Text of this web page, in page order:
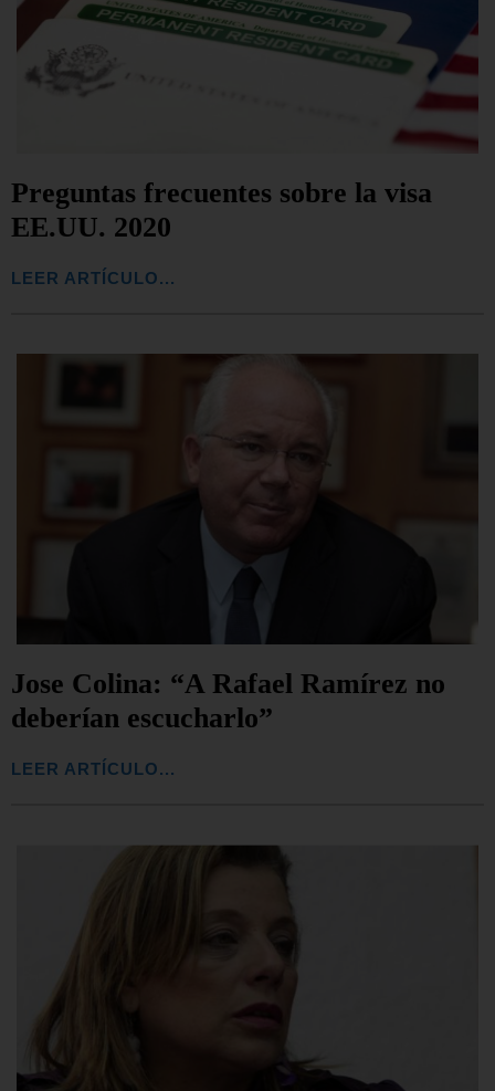
Preguntas frecuentes sobre la visa
EE.UU. 2020
LEER ARTÍCULO...
Jose Colina: “A Rafael Ramírez no
deberían escucharlo”
LEER ARTÍCULO...